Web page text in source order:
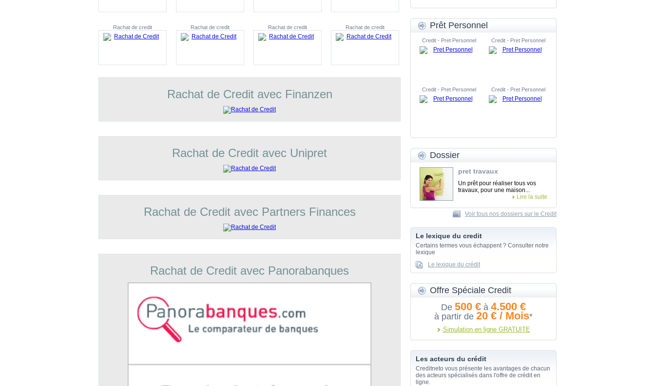
Rachat de credit Rachat de credit Rachat de credit Rachat de credit
Rachat de Credit avec Finanzen
Rachat de Credit avec Unipret
Rachat de Credit avec Partners Finances
Rachat de Credit avec Panorabanques
Prêt Personnel
Credit - Pret Personnel Credit - Pret Personnel
Credit - Pret Personnel Credit - Pret Personnel
Dossier
pret travaux
Un prêt pour réaliser tous vos
travaux, pour une maison...
Lire la suite
Voir tous nos dossiers sur le Credit
Le lexique du credit
Certains termes vous échappent ? Consulter notre
lexique
Le lexique du crédit
Offre Spéciale Credit
De 500 € à 4.500 €
à partir de 20 € / Mois*
Simulation en ligne GRATUITE
Les acteurs du crédit
Creditneto vous présente les avantages de chacun
des acteurs spécialisés dans l'offre de crédit en
ligne.